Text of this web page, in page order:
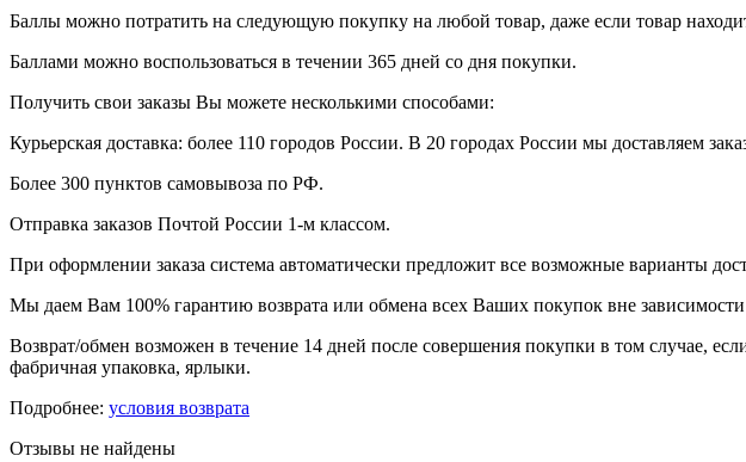
Баллы можно потратить на следующую покупку на любой товар, даже если товар
Баллами можно воспользоваться в течении 365 дней со дня покупки.
Получить свои заказы Вы можете несколькими способами:
Курьерская доставка: более 110 городов России. В 20 городах России мы доставляем
Более 300 пунктов самовывоза по РФ.
Отправка заказов Почтой России 1-м классом.
При оформлении заказа система автоматически предложит все возможные варианты
Мы даем Вам 100% гарантию возврата или обмена всех Ваших покупок вне
Возврат/обмен возможен в течение 14 дней после совершения покупки в том случае,
фабричная упаковка, ярлыки.
Подробнее: условия возврата
Отзывы не найдены